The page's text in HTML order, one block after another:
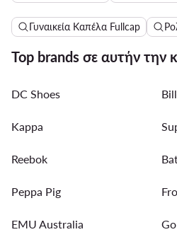
Γυναικεία Καπέλα Fullcap
Top brands σε αυτήν την
DC Shoes
Kappa
Reebok
Peppa Pig
EMU Australia